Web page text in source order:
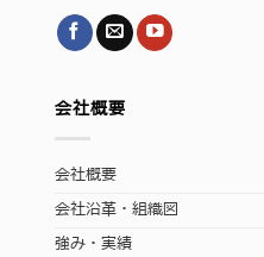
会社概要
会社概要
会社沿革・組織図
強み・実績